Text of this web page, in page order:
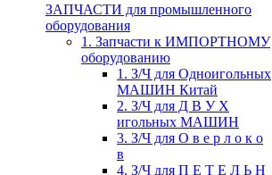
ЗАПЧАСТИ для промышленного
оборудования
1. Запчасти к ИМПОРТНОМУ
оборудованию
1. З/Ч для Одноигольных
МАШИН Китай
2. З/Ч для Д В У Х
игольных МАШИН
3. З/Ч для О в е р л о к о
в
4. З/Ч для П Е Т Е Л Ь Н